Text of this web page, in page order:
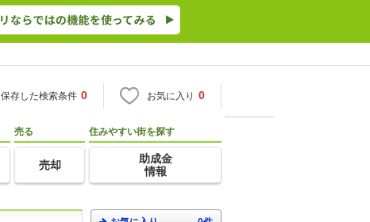
保存した検索条件 0 お気に入り 0
売る
売却
住みやすい街を探す
助成金
情報